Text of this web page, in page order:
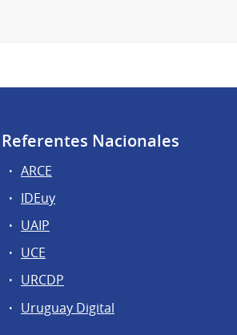
Referentes Nacionales
ARCE
IDEuy
UAIP
UCE
URCDP
Uruguay Digital